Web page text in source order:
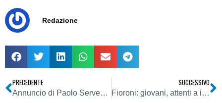
Redazione
PRECEDENTE
Annuncio di Paolo Serventi Longhi (Fnsi): i contributi all’Inpgi2 aumenteranno presto per i “free lance” di un buon 5 per cento
SUCCESSIVO
Fioroni: giovani, attenti a internet, crea dipendenza